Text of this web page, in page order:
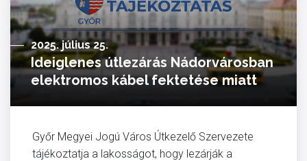
2025. július 25.
Ideiglenes útlezárás Nádorvárosban
elektromos kábel fektetése miatt
Győr Megyei Jogú Város Útkezelő Szervezete
tájékoztatja a lakosságot, hogy lezárják a